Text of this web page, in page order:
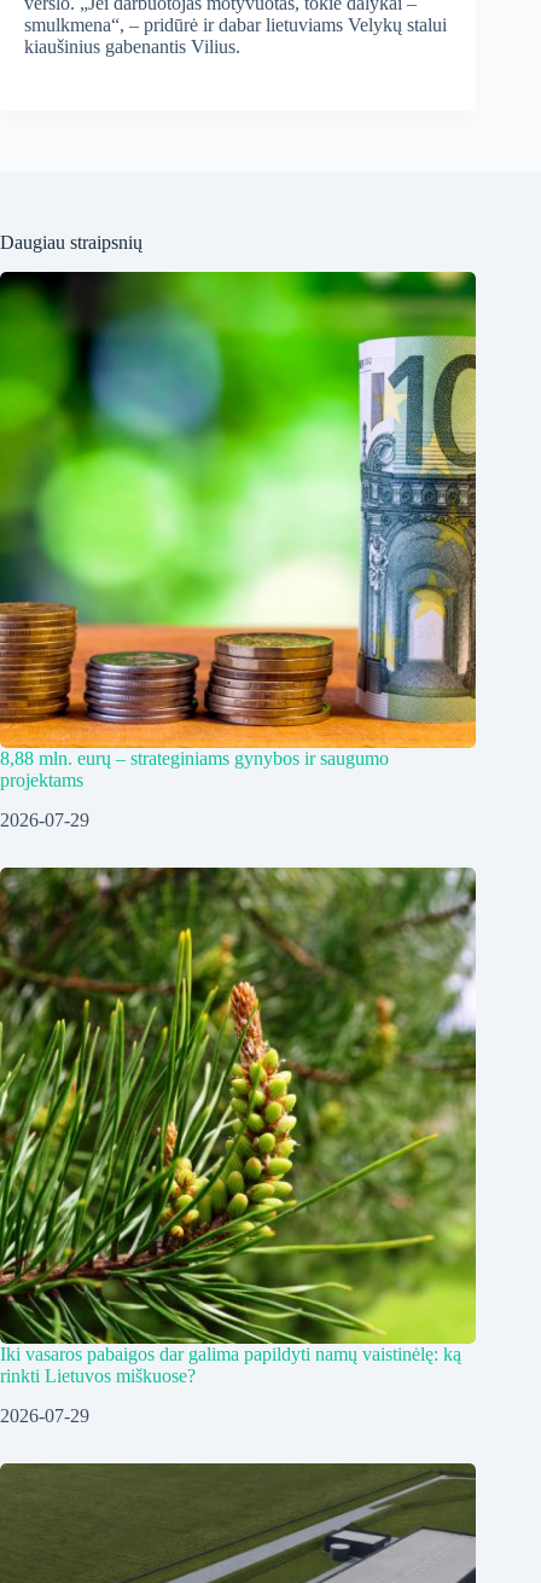
smulkmena“, – pridūrė ir dabar lietuviams Velykų stalui
kiaušinius gabenantis Vilius.
Daugiau straipsnių
8,88 mln. eurų – strateginiams gynybos ir saugumo
projektams
2026-07-29
Iki vasaros pabaigos dar galima papildyti namų vaistinėlę: ką
rinkti Lietuvos miškuose?
2026-07-29